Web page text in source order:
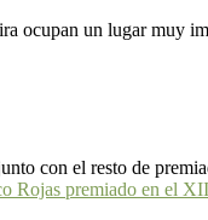
ocupan un lugar muy
Rojas premiado en el